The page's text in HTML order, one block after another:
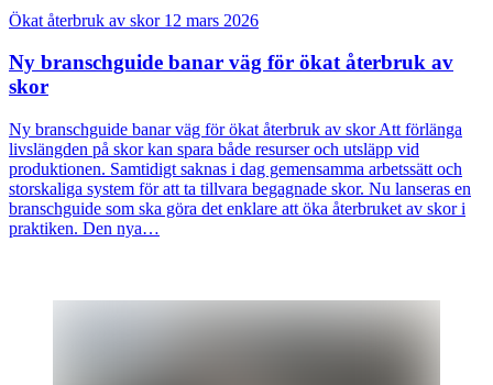
Ökat återbruk av skor 12 mars 2026
Ny branschguide banar väg för ökat återbruk av
skor
Ny branschguide banar väg för ökat återbruk av skor Att förlänga
livslängden på skor kan spara både resurser och utsläpp vid
produktionen. Samtidigt saknas i dag gemensamma arbetssätt och
storskaliga system för att ta tillvara begagnade skor. Nu lanseras en
branschguide som ska göra det enklare att öka återbruket av skor i
praktiken. Den nya…